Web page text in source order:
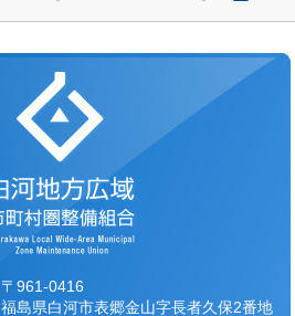
白河地方広域市町
〒961-0416
福島県白河市表郷金山字長者久保2番地